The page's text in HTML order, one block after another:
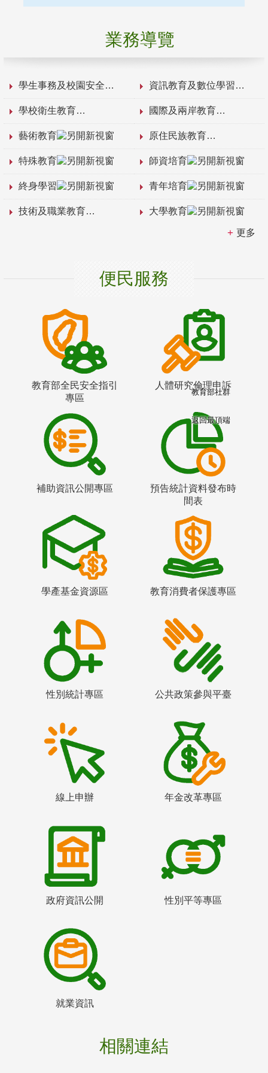
業務導覽
學生事務及校園安全 資訊教育及數位學習
學校衛生教育 國際及兩岸教育
藝術教育 原住民族教育
特殊教育 師資培育
終身學習 青年培育
技術及職業教育 大學教育
更多
便民服務
教育部全民安全指引
專區
人體研究倫理申訴
補助資訊公開專區
預告統計資料發布時
間表
學產基金資源區 教育消費者保護專區
性別統計專區 公共政策參與平臺
線上申辦 年金改革專區
政府資訊公開 性別平等專區
就業資訊
相關連結
教育部社群
返回最頂端